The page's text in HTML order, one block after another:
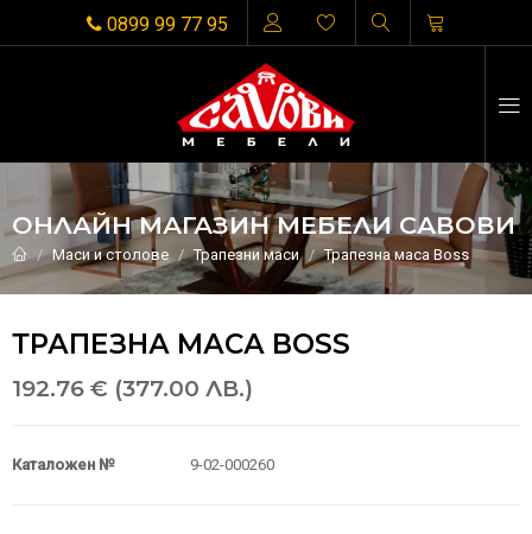
0899 99 77 95
ОНЛАЙН МАГАЗИН МЕБЕЛИ САВОВИ
Маси и столове Трапезни маси Трапезна маса Boss
ТРАПЕЗНА МАСА BOSS
192.76 € (377.00 ЛВ.)
Каталожен № 9-02-000260